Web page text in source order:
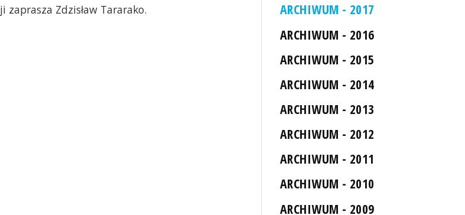
zaprasza Zdzisław Tararako.
ARCHIWUM - 2017
ARCHIWUM - 2016
ARCHIWUM - 2015
ARCHIWUM - 2014
ARCHIWUM - 2013
ARCHIWUM - 2012
ARCHIWUM - 2011
ARCHIWUM - 2010
ARCHIWUM - 2009